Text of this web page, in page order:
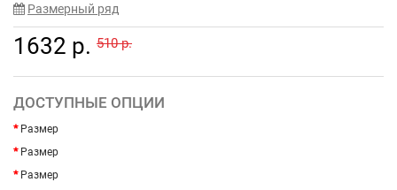
Размерный ряд
1632 р. 510 р.
ДОСТУПНЫЕ ОПЦИИ
Размер
Размер
Размер